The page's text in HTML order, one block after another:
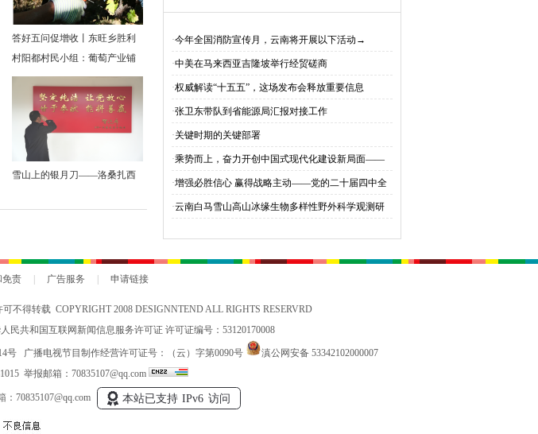
答好五问促增收丨东旺乡胜利
村阳都村民小组：葡萄产业铺
就“甜蜜”增收路
雪山上的银月刀——洛桑扎西
多、成效显——培根铸魂
育桃李
·今年全国消防宣传月，云南将开展以下活动→
·中美在马来西亚吉隆坡举行经贸磋商
·权威解读“十五五”，这场发布会释放重要信息
·张卫东带队到省能源局汇报对接工作
·关键时期的关键部署
·乘势而上，奋力开创中国式现代化建设新局面——
与会同志谈贯彻落实党的二十届四中全会精神
·增强必胜信心 赢得战略主动——党的二十届四中全
会锚定中国式现代化发展新目标
·云南白马雪山高山冰缘生物多样性野外科学观测研